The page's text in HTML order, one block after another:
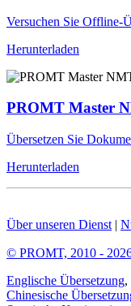
Versuchen Sie Offline-
Herunterladen
PROMT Master
Übersetzen Sie
Herunterladen
Über unseren Dienst |
© PROMT, 2010 -
Englische Übersetzung,
Chinesische